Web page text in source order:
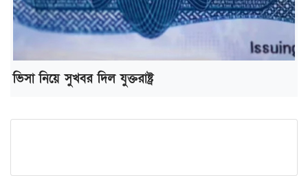
ভিসা নিয়ে সুখবর দিল যুক্তরাষ্ট্র